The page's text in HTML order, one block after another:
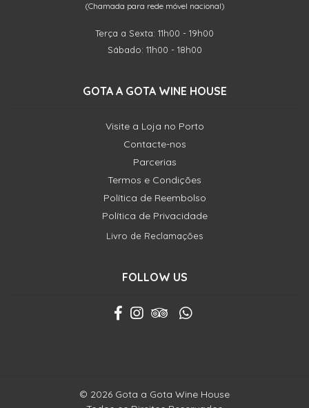
(Chamada para rede móvel nacional)
Terça a Sexta: 11h00 - 19h00
Sábado: 11h00 - 18h00
GOTA A GOTA WINE HOUSE
Visite a Loja no Porto
Contacte-nos
Parcerias
Termos e Condições
Política de Reembolso
Política de Privacidade
Livro de Reclamações
FOLLOW US
© 2026 Gota a Gota Wine House